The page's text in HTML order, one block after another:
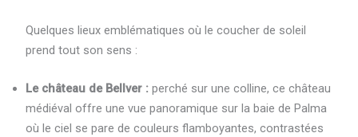
Quelques lieux emblématiques où le coucher de soleil
prend tout son sens :
Le château de Bellver :perché sur une colline, ce château
médiéval offre une vue panoramique sur la baie de Palma
où le ciel se pare de couleurs flamboyantes, contrastées